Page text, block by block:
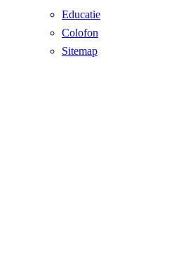
Educatie
Colofon
Sitemap